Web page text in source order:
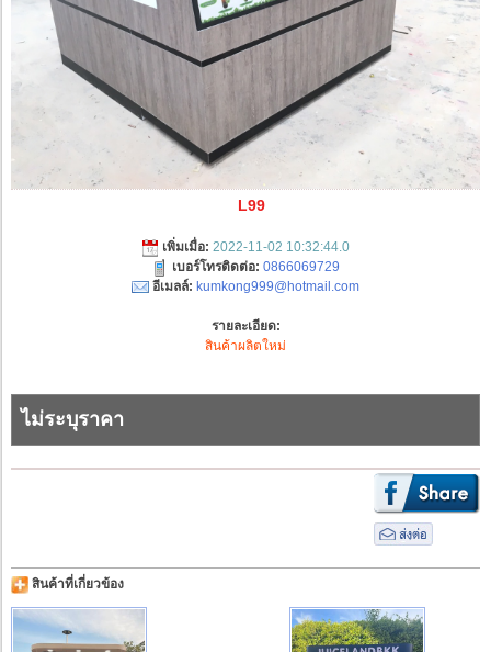
L99
เพิ่มเมื่อ: 2022-11-02 10:32:44.0
เบอร์โทรติดต่อ: 0866069729
อีเมลล์: kumkong999@hotmail.com
รายละเอียด:
สินค้าผลิตใหม่
ไม่ระบุราคา
สินค้าที่เกี่ยวข้อง